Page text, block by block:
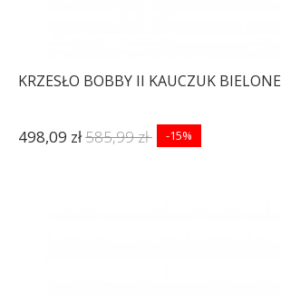
KRZESŁO BOBBY II KAUCZUK BIELONE
498,09 zł585,99 zł -15%